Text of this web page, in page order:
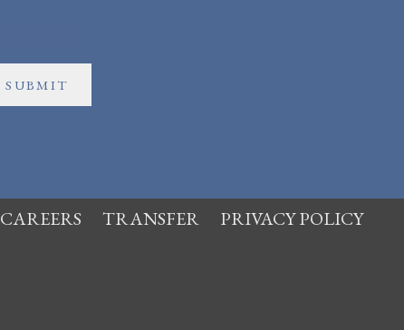
SUBMIT
CAREERS TRANSFER
PRIVACY POLICY